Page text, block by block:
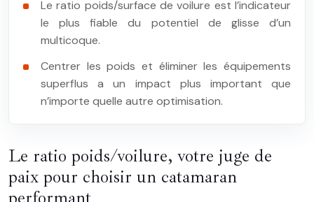
Le ratio poids/surface de voilure est l’indicateur
le plus fiable du potentiel de glisse d’un
multicoque.
Centrer les poids et éliminer les équipements
superflus a un impact plus important que
n’importe quelle autre optimisation.
Le ratio poids/voilure, votre juge de
paix pour choisir un catamaran